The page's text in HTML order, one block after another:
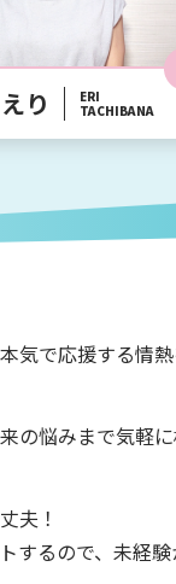
り
ERI
TACHIBANA
気で応援する情
の悩みまで気軽
夫！
するので、未経